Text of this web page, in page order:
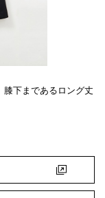
膝下まであるロング丈